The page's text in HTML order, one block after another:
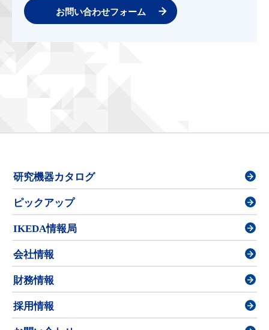
お問い合わせフォーム
研究機器カタログ
ピックアップ
IKEDA情報局
会社情報
財務情報
採用情報